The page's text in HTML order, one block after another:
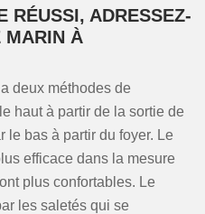
RÉUSSI, ADRESSEZ-
MARIN À
deux méthodes de
haut à partir de la sortie de
le bas à partir du foyer. Le
efficace dans la mesure
plus confortables. Le
les saletés qui se